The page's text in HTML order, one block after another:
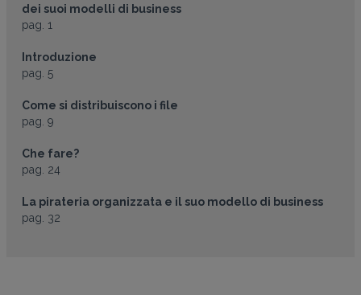
dei suoi modelli di business
pag. 1
Introduzione
pag. 5
Come si distribuiscono i file
pag. 9
Che fare?
pag. 24
La pirateria organizzata e il suo modello di business
pag. 32